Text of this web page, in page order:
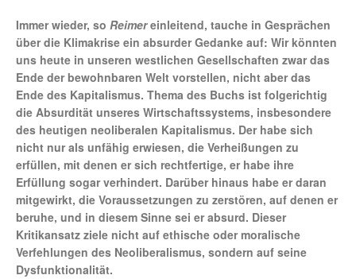
Immer wieder, so Reimereinleitend, tauche in Gesprächen
über die Klimakrise ein absurder Gedanke auf: Wir könnten
uns heute in unseren westlichen Gesellschaften zwar das
Ende der bewohnbaren Welt vorstellen, nicht aber das
Ende des Kapitalismus. Thema des Buchs ist folgerichtig
die Absurdität unseres Wirtschaftssystems, insbesondere
des heutigen neoliberalen Kapitalismus. Der habe sich
nicht nur als unfähig erwiesen, die Verheißungen zu
erfüllen, mit denen er sich rechtfertige, er habe ihre
Erfüllung sogar verhindert. Darüber hinaus habe er daran
mitgewirkt, die Voraussetzungen zu zerstören, auf denen er
beruhe, und in diesem Sinne sei er absurd. Dieser
Kritikansatz ziele nicht auf ethische oder moralische
Verfehlungen des Neoliberalismus, sondern auf seine
Dysfunktionalität.